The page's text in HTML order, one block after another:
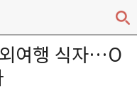
여행 식자…O